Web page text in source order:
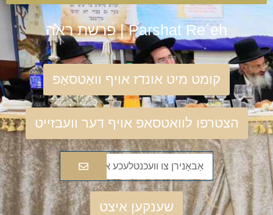
Parshat Re´eh | פרשת ראה
קומט מיט אונדז אויף וואַטסאַפּ
הצטרפו לוואטסאפ אויף דער וועבזייט
שענקען איצט